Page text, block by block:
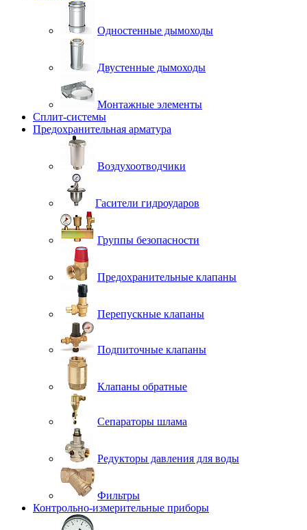
Одностенные дымоходы
Двустенные дымоходы
Монтажные элементы
Сплит-системы
Предохранительная арматура
Воздухоотводчики
Гасители гидроударов
Группы безопасности
Предохранительные клапаны
Перепускные клапаны
Подпиточные клапаны
Клапаны обратные
Сепараторы шлама
Редукторы давления для воды
Фильтры
Контрольно-измерительные приборы